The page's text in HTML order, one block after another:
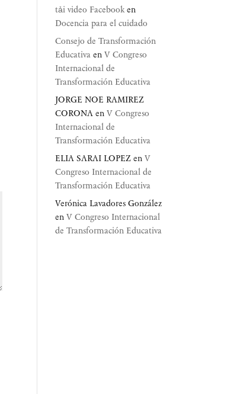
tải video Facebooken
Docencia para el cuidado
Consejo de Transformación
Educativa enV Congreso
Internacional de
Transformación Educativa
JORGE NOE RAMIREZ
CORONA enV Congreso
Internacional de
Transformación Educativa
ELIA SARAI LOPEZ enV
Congreso Internacional de
Transformación Educativa
Verónica Lavadores González
enV Congreso Internacional
de Transformación Educativa